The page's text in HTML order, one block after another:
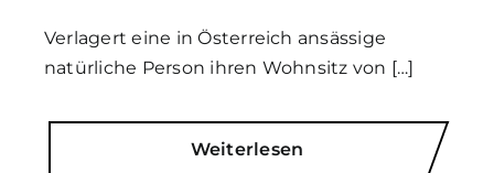
Verlagert eine in Österreich ansässige
natürliche Person ihren Wohnsitz von […]
Weiterlesen